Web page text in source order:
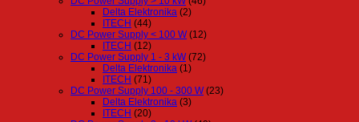
Delta Elektronika (2)
ITECH (44)
DC Power Supply < 100 W (12)
ITECH (12)
DC Power Supply 1 - 3 kW (72)
Delta Elektronika (1)
ITECH (71)
DC Power Supply 100 - 300 W (23)
Delta Elektronika (3)
ITECH (20)